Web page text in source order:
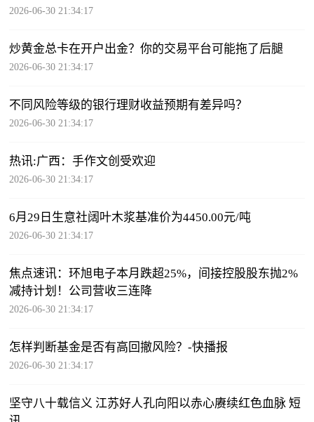
2026-06-30 21:34:17
炒黄金总卡在开户出金？你的交易平台可能拖了后腿
2026-06-30 21:34:17
不同风险等级的银行理财收益预期有差异吗？
2026-06-30 21:34:17
热讯:广西：手作文创受欢迎
2026-06-30 21:34:17
6月29日生意社阔叶木浆基准价为4450.00元/吨
2026-06-30 21:34:17
焦点速讯：环旭电子本月跌超25%，间接控股股东抛2%
减持计划！公司营收三连降
2026-06-30 21:34:17
怎样判断基金是否有高回撤风险？-快播报
2026-06-30 21:34:17
坚守八十载信义 江苏好人孔向阳以赤心赓续红色血脉 短